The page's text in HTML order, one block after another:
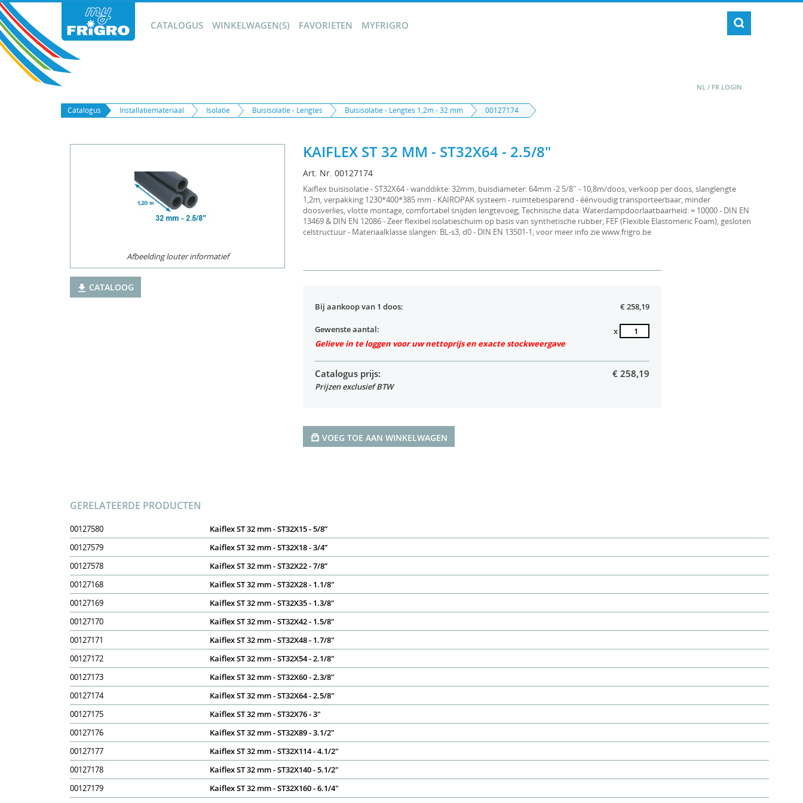
CATALOGUS WINKELWAGEN(S) FAVORIETEN MYFRIGRO
NL / FR LOGIN
Catalogus Installatiemateriaal Isolatie Buisisolatie - Lengtes Buisisolatie - Lengtes 1,2m - 32 mm 00127174
Afbeelding louter informatief
CATALOOG
KAIFLEX ST 32 MM - ST32X64 - 2.5/8"
Art. Nr. 00127174
Kaiflex buisisolatie - ST32X64 - wanddikte: 32mm, buisdiameter: 64mm -2 5/8'' - 10,8m/doos, verkoop per doos, slanglengte
1,2m, verpakking 1230*400*385 mm - KAIROPAK systeem - ruimtebesparend - éénvoudig transporteerbaar, minder
doosverlies, vlotte montage, comfortabel snijden lengtevoeg, Technische data: Waterdampdoorlaatbaarheid: = 10000 - DIN EN
13469 & DIN EN 12086 - Zeer flexibel isolatieschuim op basis van synthetische rubber, FEF (Flexible Elastomeric Foam), gesloten
celstructuur - Materiaalklasse slangen: BL-s3, d0 - DIN EN 13501-1, voor meer info zie www.frigro.be
Bij aankoop van 1 doos: € 258,19
Gewenste aantal:
x
Gelieve in te loggen voor uw nettoprijs en exacte stockweergave
Catalogus prijs:
Prijzen exclusief BTW
€ 258,19
VOEG TOE AAN WINKELWAGEN
GERELATEERDE PRODUCTEN
00127580
Kaiflex ST 32 mm - ST32X15 - 5/8”
00127579
Kaiflex ST 32 mm - ST32X18 - 3/4”
00127578
Kaiflex ST 32 mm - ST32X22 - 7/8”
00127168
Kaiflex ST 32 mm - ST32X28 - 1.1/8"
00127169
Kaiflex ST 32 mm - ST32X35 - 1.3/8"
00127170
Kaiflex ST 32 mm - ST32X42 - 1.5/8"
00127171
Kaiflex ST 32 mm - ST32X48 - 1.7/8"
00127172
Kaiflex ST 32 mm - ST32X54 - 2.1/8"
00127173
Kaiflex ST 32 mm - ST32X60 - 2.3/8"
00127174
Kaiflex ST 32 mm - ST32X64 - 2.5/8"
00127175
Kaiflex ST 32 mm - ST32X76 - 3"
00127176
Kaiflex ST 32 mm - ST32X89 - 3.1/2"
00127177
Kaiflex ST 32 mm - ST32X114 - 4.1/2"
00127178
Kaiflex ST 32 mm - ST32X140 - 5.1/2"
00127179
Kaiflex ST 32 mm - ST32X160 - 6.1/4"